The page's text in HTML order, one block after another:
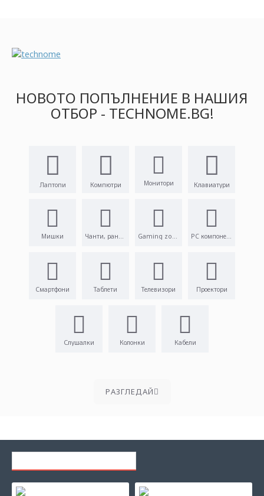
НОВОТО ПОПЪЛНЕНИЕ В НАШИЯ
ОТБОР - TECHNOME.BG!
Лаптопи Компютри Монитори Клавиатури
Мишки Чанти, раници Gaming zone PC компоненти
Смартфони Таблети Телевизори Проектори
Слушалки Колонки Кабели
PАЗГЛЕДАЙ